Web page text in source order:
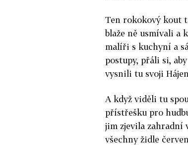
Ten rokokový kout
blaže­ ně usmívali a
malíři s kuchyní a
postupy, přáli si,
vysnili tu svoji
A když viděli tu
přístřešku pro
jim zjevila zahradní
všechny židle